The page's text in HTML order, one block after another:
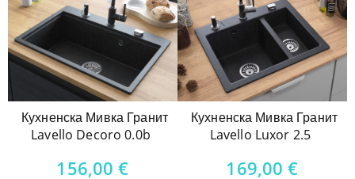
Кухненска Мивка Гранит
Lavello Decoro 0.0b
156,00€
Кухненска Мивка Гранит
Lavello Luxor 2.5
169,00€